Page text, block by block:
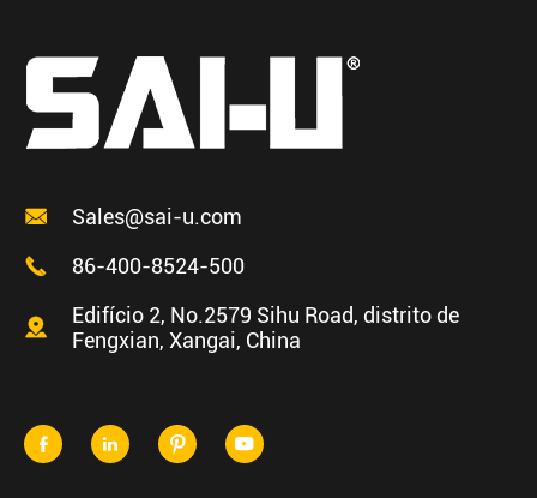

Sales@sai-u.com

86-400-8524-500

Edifício 2, No.2579 Sihu Road, distrito de
Fengxian, Xangai, China
   